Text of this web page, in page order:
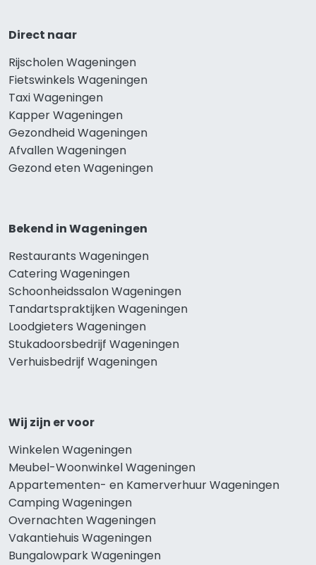
Direct naar
Rijscholen Wageningen
Fietswinkels Wageningen
Taxi Wageningen
Kapper Wageningen
Gezondheid Wageningen
Afvallen Wageningen
Gezond eten Wageningen
Bekend in Wageningen
Restaurants Wageningen
Catering Wageningen
Schoonheidssalon Wageningen
Tandartspraktijken Wageningen
Loodgieters Wageningen
Stukadoorsbedrijf Wageningen
Verhuisbedrijf Wageningen
Wij zijn er voor
Winkelen Wageningen
Meubel-Woonwinkel Wageningen
Appartementen- en Kamerverhuur Wageningen
Camping Wageningen
Overnachten Wageningen
Vakantiehuis Wageningen
Bungalowpark Wageningen